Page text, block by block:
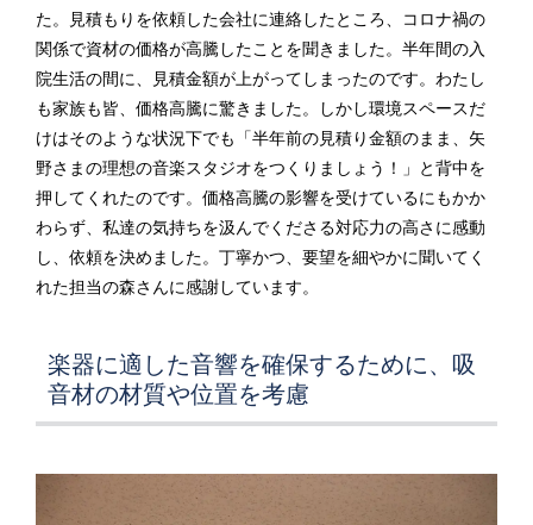
た。見積もりを依頼した会社に連絡したところ、コロナ禍の
関係で資材の価格が高騰したことを聞きました。半年間の入
院生活の間に、見積金額が上がってしまったのです。わたし
も家族も皆、価格高騰に驚きました。しかし環境スペースだ
けはそのような状況下でも「半年前の見積り金額のまま、矢
野さまの理想の音楽スタジオをつくりましょう！」と背中を
押してくれたのです。価格高騰の影響を受けているにもかか
わらず、私達の気持ちを汲んでくださる対応力の高さに感動
し、依頼を決めました。丁寧かつ、要望を細やかに聞いてく
れた担当の森さんに感謝しています。
楽器に適した音響を確保するために、吸
音材の材質や位置を考慮